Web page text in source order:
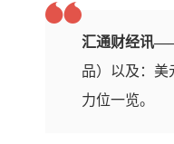
汇通财经讯
品）以及：美
力位一览。